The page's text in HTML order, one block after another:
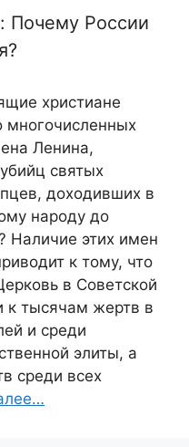
Почему России
христиане
Ленина,
святых
доходивших в
народу до
Наличие этих имен
к тому, что
в Советской
к тысячам жертв в
и среди
элиты, а
среди всех